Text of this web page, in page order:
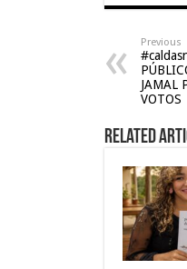
Previous
JAMAL
VOTOS
Related